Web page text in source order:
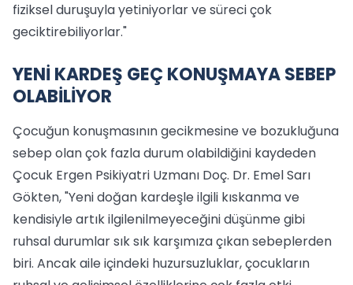
fiziksel duruşuyla yetiniyorlar ve süreci çok
geciktirebiliyorlar."
YENİ KARDEŞ GEÇ KONUŞMAYA SEBEP
OLABİLİYOR
Çocuğun konuşmasının gecikmesine ve bozukluğuna
sebep olan çok fazla durum olabildiğini kaydeden
Çocuk Ergen Psikiyatri Uzmanı Doç. Dr. Emel Sarı
Gökten, "Yeni doğan kardeşle ilgili kıskanma ve
kendisiyle artık ilgilenilmeyeceğini düşünme gibi
ruhsal durumlar sık sık karşımıza çıkan sebeplerden
biri. Ancak aile içindeki huzursuzluklar, çocukların